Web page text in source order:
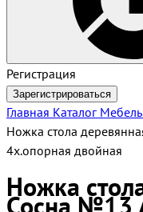
Регистрация
Зарегистрироваться
Главная Каталог
Ножка стола
4х.опорная двойная
Ножка